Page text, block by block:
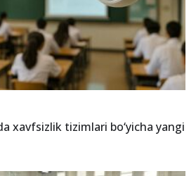
xavfsizlik tizimlari bo‘yicha yangi